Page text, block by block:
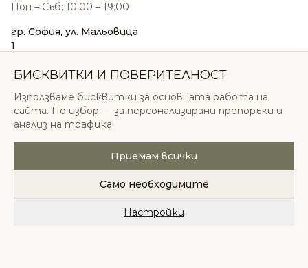
Пон – Съб: 10:00 – 19:00
гр. София, ул. Мальовица
1
sales@odonatacosmetics.com
Нед: 11:00 – 18:00
© 2026 Одоната Козметикс ООД. Всички права
запазени.
Политика за поверителностОбщи условия
БИСКВИТКИ И ПОВЕРИТЕЛНОСТ
Използваме бисквитки за основната работа на
сайта. По избор — за персонализирани препоръки и
анализ на трафика.
Приемам всички
Само необходимите
Настройки